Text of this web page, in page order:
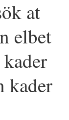
at
elbet
kader